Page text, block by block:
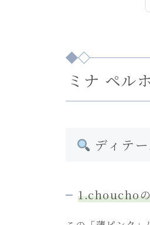
ミナ ペル
ディテ
1.chouchoの